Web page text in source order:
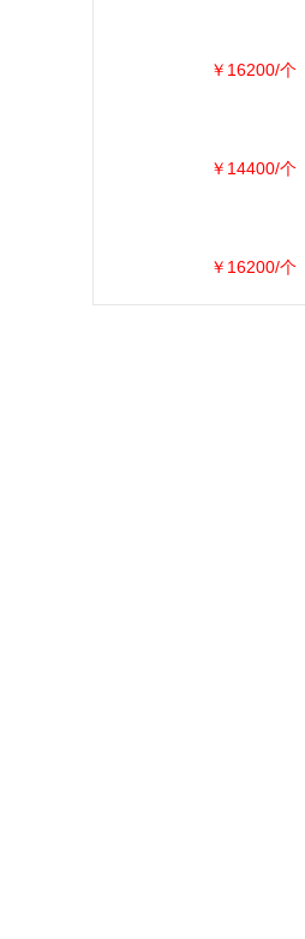
￥16200/个
￥14400/个
￥16200/个